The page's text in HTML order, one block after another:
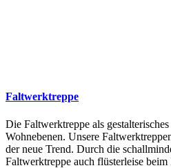
Faltwerktreppe
Die Faltwerktreppe als
Wohnebenen. Unsere
der neue Trend. Durch die
Faltwerktreppe auch flüsterleise beim